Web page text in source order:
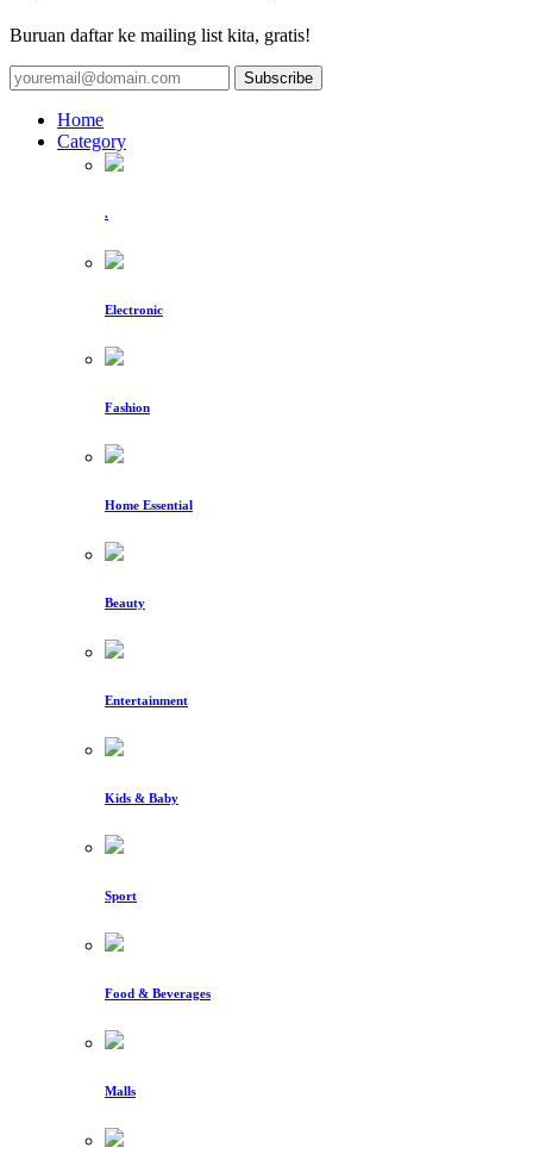
Buruan daftar ke mailing list kita, gratis!
Subscribe
Home
Category
.
Electronic
Fashion
Home Essential
Beauty
Entertainment
Kids & Baby
Sport
Food & Beverages
Malls